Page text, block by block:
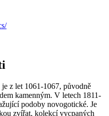
z let 1061-1067, původně
kamenným. V letech 1811-
podoby novogotické. Je
zvířat, kolekcí vycpaných